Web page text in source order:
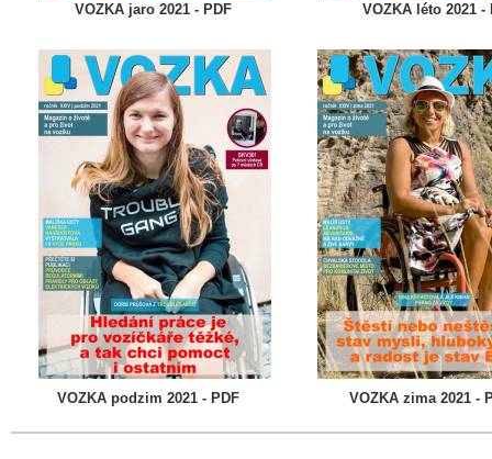
VOZKA jaro 2021 - PDF VOZKA léto 2021 -
VOZKA podzim 2021 - PDF VOZKA zima 2021 -